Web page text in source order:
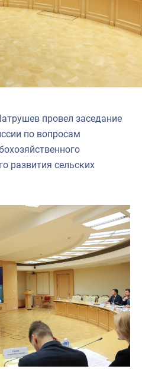
провел заседание
по вопросам
развития сельских